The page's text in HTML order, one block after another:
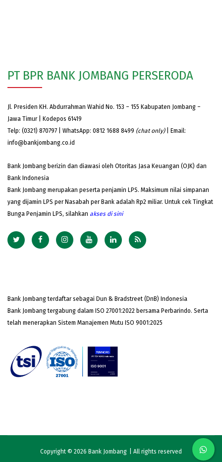
PT BPR BANK JOMBANG PERSERODA
Jl. Presiden KH. Abdurrahman Wahid No. 153 – 155 Kabupaten Jombang –
Jawa Timur | Kodepos 61419
Telp: (0321) 870797 | WhatsApp: 0812 1688 8499 (chat only)| Email:
info@bankjombang.co.id
Bank Jombang berizin dan diawasi oleh Otoritas Jasa Keuangan (OJK) dan
Bank Indonesia
Bank Jombang merupakan peserta penjamin LPS. Maksimum nilai simpanan
yang dijamin LPS per Nasabah per Bank adalah Rp2 miliar. Untuk cek Tingkat
Bunga Penjamin LPS, silahkan akses di sini
Bank Jombang terdaftar sebagai Dun & Bradstreet (DnB) Indonesia
Bank Jombang tergabung dalam ISO 27001:2022 bersama Perbarindo. Serta
telah menerapkan Sistem Manajemen Mutu ISO 9001:2025
Copyright © 2026 Bank Jombang | All rights reserved